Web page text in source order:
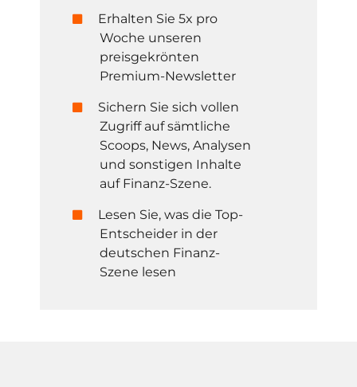
Erhalten Sie 5x pro
Woche unseren
preisgekrönten
Premium-Newsletter
Sichern Sie sich vollen
Zugriff auf sämtliche
Scoops, News, Analysen
und sonstigen Inhalte
auf Finanz-Szene.
Lesen Sie, was die Top-
Entscheider in der
deutschen Finanz-
Szene lesen